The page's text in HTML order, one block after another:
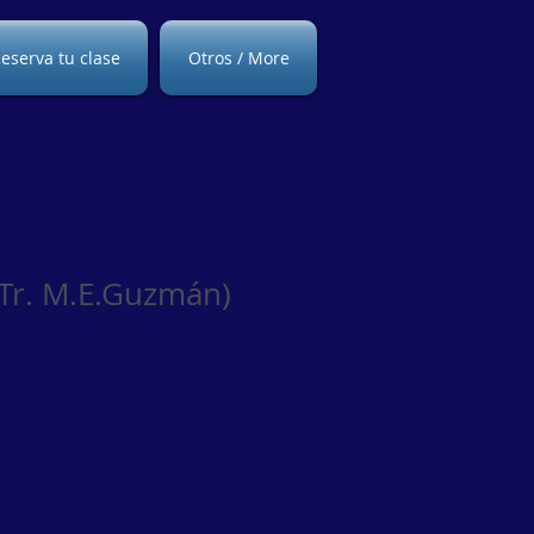
tu clase Otros / More
M.E.Guzmán)